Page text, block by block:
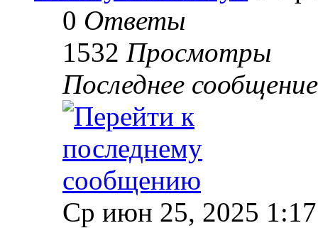
0 Ответы
1532 Просмотры
Последнее
Ср июн 25, 2025